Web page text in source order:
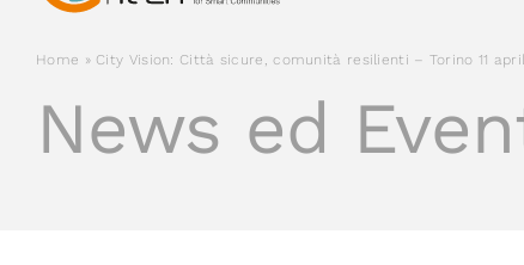
Home » City Vision: Città sicure, comunità resilienti – Torino 11
News ed